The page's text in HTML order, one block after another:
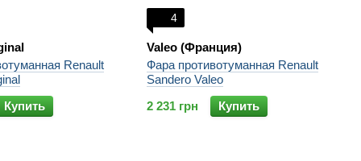
Renault
Купить
4
Valeo (Франция)
Фара противотуманная Renault
Sandero Valeo
2 231 грн
Купить